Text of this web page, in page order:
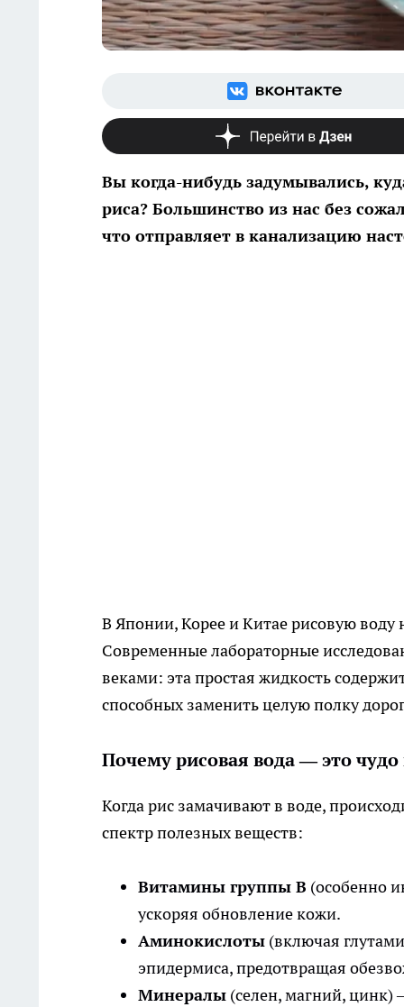
Вы когда-нибудь задумывались,
риса? Большинство из нас без
что отправляет в канализацию
В Японии, Корее и Китае рисовую
Современные лабораторные
веками: эта простая жидкость
способных заменить целую полку
Почему рисовая вода — это
Когда рис замачивают в воде,
спектр полезных веществ:
Витамины группы B (особенно
ускоряя обновление кожи.
Аминокислоты (включая
эпидермиса, предотвращая
Минералы (селен, магний,